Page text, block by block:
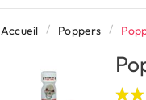
Accueil Poppers